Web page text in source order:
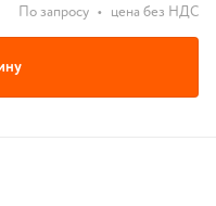
По запросу • цена без НДС